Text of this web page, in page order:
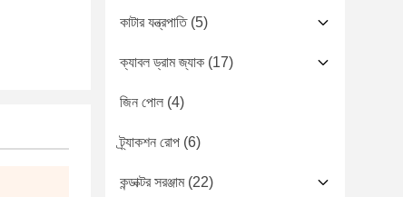
কাটার যন্ত্রপাতি(5)
ক্যাবল ড্রাম জ্যাক (17)
জিন পোল (4)
ট্র্যাকশন রোপ (6)
কন্ডাক্টর সরঞ্জাম(22)